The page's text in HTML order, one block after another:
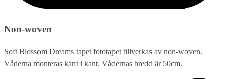
Non-woven
Soft Blossom Dreams tapet fototapet tillverkas av non-woven.
Våderna monteras kant i kant. Vådernas bredd är 50cm.